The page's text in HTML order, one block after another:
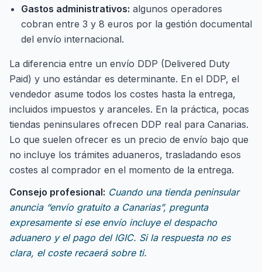
Gastos administrativos: algunos operadores
cobran entre 3 y 8 euros por la gestión documental
del envío internacional.
La diferencia entre un envío DDP (Delivered Duty
Paid) y uno estándar es determinante. En el DDP, el
vendedor asume todos los costes hasta la entrega,
incluidos impuestos y aranceles. En la práctica, pocas
tiendas peninsulares ofrecen DDP real para Canarias.
Lo que suelen ofrecer es un precio de envío bajo que
no incluye los trámites aduaneros, trasladando esos
costes al comprador en el momento de la entrega.
Consejo profesional: Cuando una tienda peninsular
anuncia “envío gratuito a Canarias”, pregunta
expresamente si ese envío incluye el despacho
aduanero y el pago del IGIC. Si la respuesta no es
clara, el coste recaerá sobre ti.